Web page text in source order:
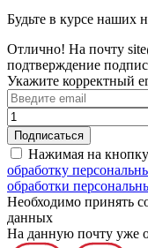
Будьте в курсе наших
Отлично! На почту
подтверждение
Укажите корректный
Нажимая на кнопку
обработку
обработки
Необходимо принять
данных
На данную почту уже